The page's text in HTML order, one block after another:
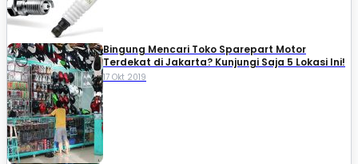
Bingung Mencari Toko Sparepart Motor
Terdekat di Jakarta? Kunjungi Saja 5 Lokasi Ini!
17 Okt 2019